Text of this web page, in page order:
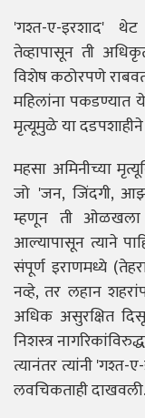
'गश्त-ए-इरशाद'
तेव्हापासून ती
विशेष कठोरपणे
महिलांना पकडण्यात
मृत्यूमुळे या
महसा अमिनीच्या
जो 'जन, जिंदगी,
म्हणून ती ओळखला
आल्यापासून त्याने
संपूर्ण इराणमध्ये
नव्हे, तर लहान
अधिक असुरक्षित
निशस्त्र
त्यानंतर त्यांनी
लवचिकताही दाखवली.